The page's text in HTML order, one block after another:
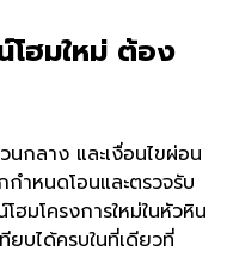
โฮมใหม่ ต้อง
กลาง และเงื่อนไขผ่อน
ำหนดโอนและตรวจรับ
มโครงการใหม่ในหัวหิน
ยบได้ครบในที่เดียวที่